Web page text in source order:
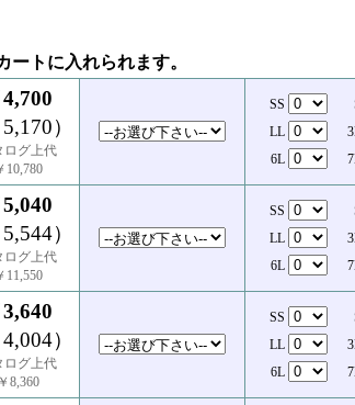
ートに入れられます。
4,700
5,170）
ログ上代
10,780
SS
LL
6L
5,040
5,544）
ログ上代
11,550
SS
LL
6L
3,640
4,004）
ログ上代
￥8,360
SS
LL
6L